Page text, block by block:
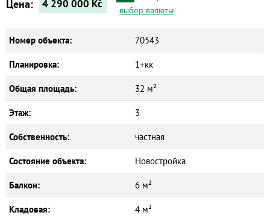
Цена: 4 290 000 Kč выбор валюты
Номер объекта: 70543
Планировка: 1+кк
Общая площадь: 32 м²
Этаж: 3
Собственность: частная
Состояние объекта: Новостройка
Балкон: 6 м²
Кладовая: 4 м²